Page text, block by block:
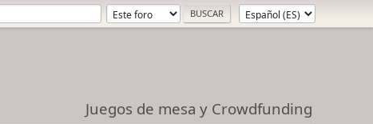
Juegos de mesa y Crowdfunding